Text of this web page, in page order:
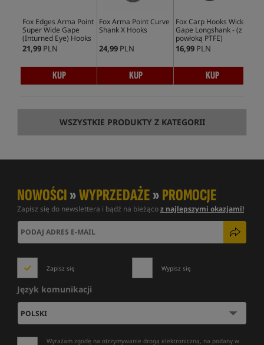
Fox Edges Arma Point
Super Wide Gape
(Inturned Eye) Hooks
21,99 PLN
KUP
Fox Arma Point Curve
Shank X Hooks
24,99 PLN
KUP
Fox Carp Hooks Wide
Gape Longshank - (z
powłoką PTFE)
16,99 PLN
KUP
WSZYSTKIE PRODUKTY Z KATEGORII
NOWOŚCI»WYPRZEDAŻE»PROMOCJE
Zapisz się do newslettera i bądź na bieżącoz najlepszymi okazjami!
Zapisz się Wypisz się
Język komunikacji
Wyrażam zgodę na otrzymywanie drogą elektroniczną, na podany w